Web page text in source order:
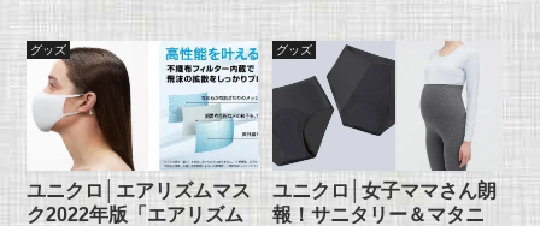
グッズ
ユニクロ│エアリズムマス
ク2022年版「エアリズム
グッズ
ユニクロ│女子ママさん朗
報！サニタリー＆マタニ